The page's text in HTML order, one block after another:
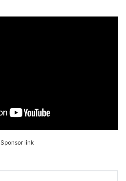
Sponsor link